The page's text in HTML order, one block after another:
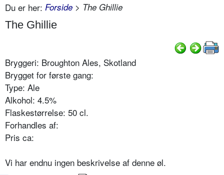
Du er her: Forside > The Ghillie
The Ghillie
Bryggeri: Broughton Ales, Skotland
Brygget for første gang:
Type: Ale
Alkohol: 4.5%
Flaskestørrelse: 50 cl.
Forhandles af:
Pris ca:
Vi har endnu ingen beskrivelse af denne øl.